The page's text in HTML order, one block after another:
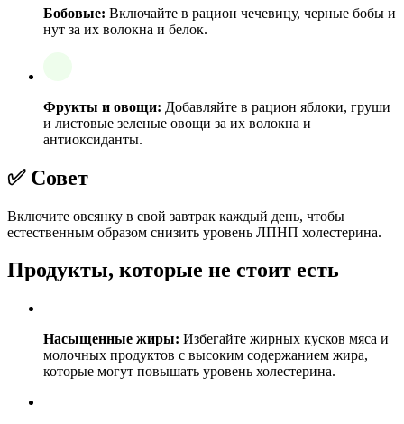
Бобовые: Включайте в рацион чечевицу, черные бобы и
нут за их волокна и белок.
Фрукты и овощи: Добавляйте в рацион яблоки, груши
и листовые зеленые овощи за их волокна и
антиоксиданты.
✅ Совет
Включите овсянку в свой завтрак каждый день, чтобы
естественным образом снизить уровень ЛПНП холестерина.
Продукты, которые не стоит есть
Насыщенные жиры: Избегайте жирных кусков мяса и
молочных продуктов с высоким содержанием жира,
которые могут повышать уровень холестерина.